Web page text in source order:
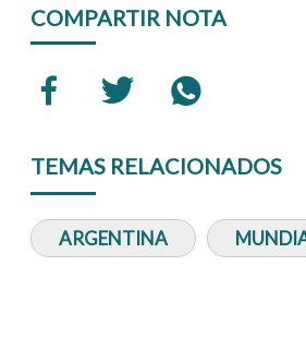
COMPARTIR NOTA
TEMAS RELACIONADOS
ARGENTINA